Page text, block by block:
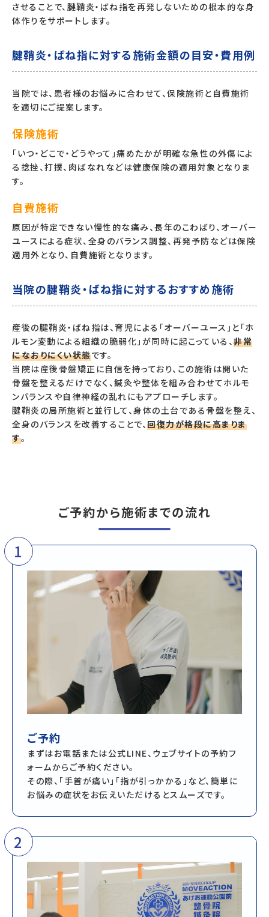
させることで、腱鞘炎・ばね指を再発しないための根本的な身
体作りをサポートします。
腱鞘炎・ばね指に対する施術金額の目安・費用例
当院では、患者様のお悩みに合わせて、保険施術と自費施術
を適切にご提案します。
保険施術
「いつ・どこで・どうやって」痛めたかが明確な急性の外傷によ
る捻挫、打撲、肉ばなれなどは健康保険の適用対象となりま
す。
自費施術
原因が特定できない慢性的な痛み、長年のこわばり、オーバー
ユースによる症状、全身のバランス調整、再発予防などは保険
適用外となり、自費施術となります。
当院の腱鞘炎・ばね指に対するおすすめ施術
産後の腱鞘炎・ばね指は、育児による「オーバーユース」と「ホ
ルモン変動による組織の脆弱化」が同時に起こっている、 非常
になおりにくい状態です。
当院は産後骨盤矯正に自信を持っており、この施術は開いた
骨盤を整えるだけでなく、鍼灸や整体を組み合わせてホルモ
ンバランスや自律神経の乱れにもアプローチします。
腱鞘炎の局所施術と並行して、身体の土台である骨盤を整え、
全身のバランスを改善することで、 回復力が格段に高まりま
す。
ご予約から施術までの流れ
1
ご予約
まずはお電話または公式LINE、ウェブサイトの予約フ
ォームからご予約ください。
その際、「手首が痛い」「指が引っかかる」など、簡単に
お悩みの症状をお伝えいただけるとスムーズです。
2